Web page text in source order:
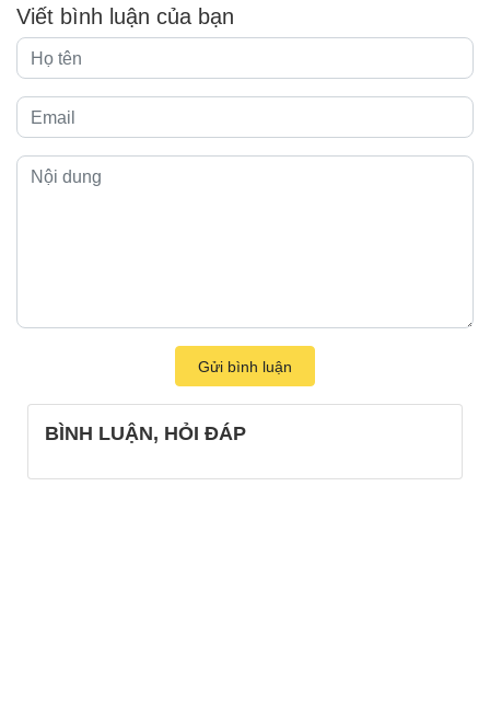
Viết bình luận của bạn
Gửi bình luận
BÌNH LUẬN, HỎI ĐÁP